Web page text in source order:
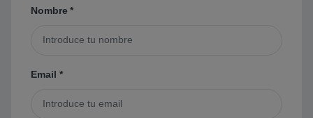
Nombre*
Email *